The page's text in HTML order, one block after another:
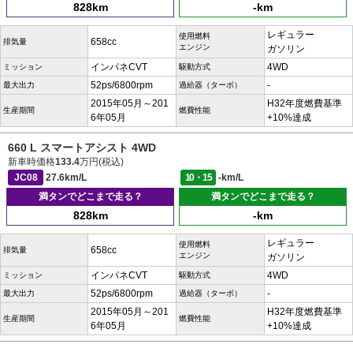
828km -km
排気量 658cc
使用燃料
エンジン
レギュラー
ガソリン
ミッション インパネCVT 駆動方式 4WD
最大出力 52ps/6800rpm 過給器（ターボ） -
生産期間
2015年05月～201
6年05月
燃費性能
H32年度燃費基準
+10%達成
660 L スマートアシスト 4WD
新車時価格133.4万円(税込)
JC08
27.6km/L 10・15
-km/L
満タンでどこまで走る？
828km
満タンでどこまで走る？
-km
排気量 658cc
使用燃料
エンジン
レギュラー
ガソリン
ミッション インパネCVT 駆動方式 4WD
最大出力 52ps/6800rpm 過給器（ターボ） -
生産期間
2015年05月～201
6年05月
燃費性能
H32年度燃費基準
+10%達成